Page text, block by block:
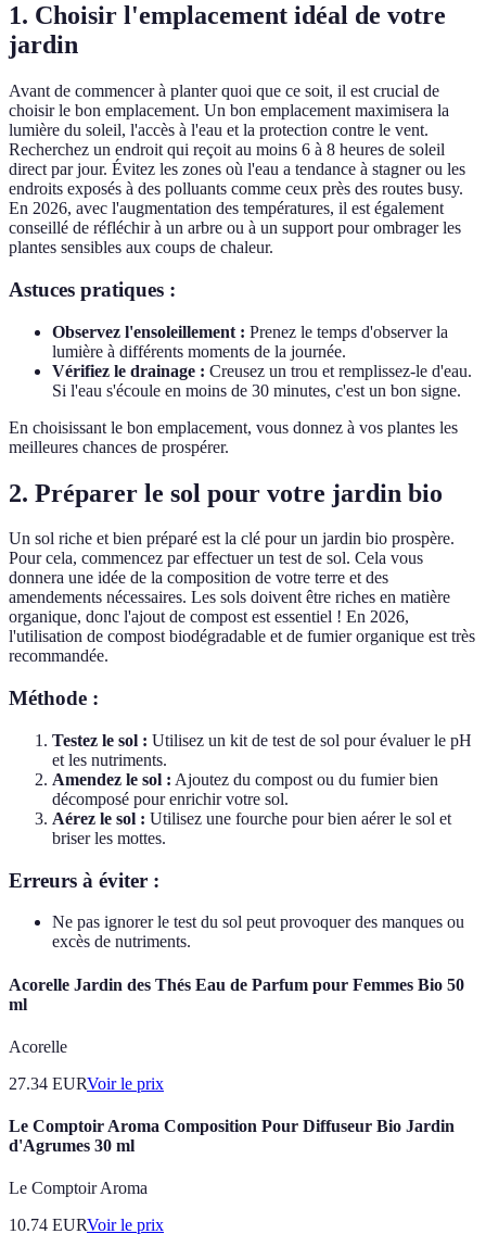
1. Choisir l'emplacement idéal de votre
jardin
Avant de commencer à planter quoi que ce soit, il est crucial de
choisir le bon emplacement. Un bon emplacement maximisera la
lumière du soleil, l'accès à l'eau et la protection contre le vent.
Recherchez un endroit qui reçoit au moins 6 à 8 heures de soleil
direct par jour. Évitez les zones où l'eau a tendance à stagner ou les
endroits exposés à des polluants comme ceux près des routes busy.
En 2026, avec l'augmentation des températures, il est également
conseillé de réfléchir à un arbre ou à un support pour ombrager les
plantes sensibles aux coups de chaleur.
Astuces pratiques :
Observez l'ensoleillement : Prenez le temps d'observer la
lumière à différents moments de la journée.
Vérifiez le drainage : Creusez un trou et remplissez-le d'eau.
Si l'eau s'écoule en moins de 30 minutes, c'est un bon signe.
En choisissant le bon emplacement, vous donnez à vos plantes les
meilleures chances de prospérer.
2. Préparer le sol pour votre jardin bio
Un sol riche et bien préparé est la clé pour un jardin bio prospère.
Pour cela, commencez par effectuer un test de sol. Cela vous
donnera une idée de la composition de votre terre et des
amendements nécessaires. Les sols doivent être riches en matière
organique, donc l'ajout de compost est essentiel ! En 2026,
l'utilisation de compost biodégradable et de fumier organique est très
recommandée.
Méthode :
Testez le sol : Utilisez un kit de test de sol pour évaluer le pH
et les nutriments.
Amendez le sol : Ajoutez du compost ou du fumier bien
décomposé pour enrichir votre sol.
Aérez le sol : Utilisez une fourche pour bien aérer le sol et
briser les mottes.
Erreurs à éviter :
Ne pas ignorer le test du sol peut provoquer des manques ou
excès de nutriments.
Acorelle Jardin des Thés Eau de Parfum pour Femmes Bio 50
ml
Acorelle
27.34 EURVoir le prix
Le Comptoir Aroma Composition Pour Diffuseur Bio Jardin
d'Agrumes 30 ml
Le Comptoir Aroma
10.74 EURVoir le prix